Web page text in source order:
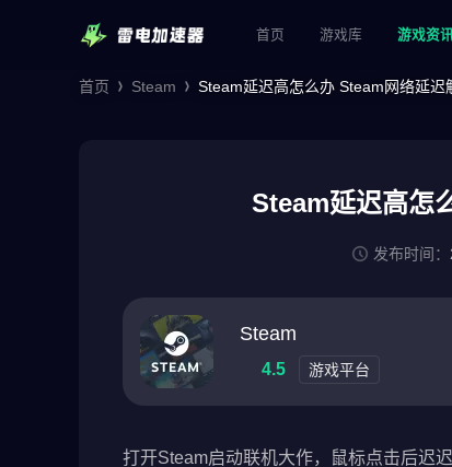
首页 游戏库 游戏资
首页 Steam Steam延迟高怎么办 Steam网络延迟
Steam延迟高怎
发布时间：
Steam
4.5 游戏平台
打开Steam启动联机大作，鼠标点击后迟